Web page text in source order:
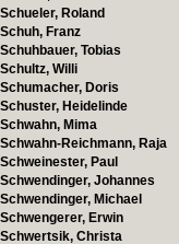
Schueler, Roland
Schuh, Franz
Schuhbauer, Tobias
Schultz, Willi
Schumacher, Doris
Schuster, Heidelinde
Schwahn, Mima
Schwahn-Reichmann, Raja
Schweinester, Paul
Schwendinger, Johannes
Schwendinger, Michael
Schwengerer, Erwin
Schwertsik, Christa